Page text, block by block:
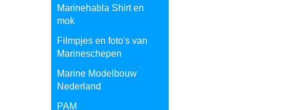
Marinehabla Shirt en
mok
Filmpjes en foto's van
Marineschepen
Marine Modelbouw
Nederland
PAM